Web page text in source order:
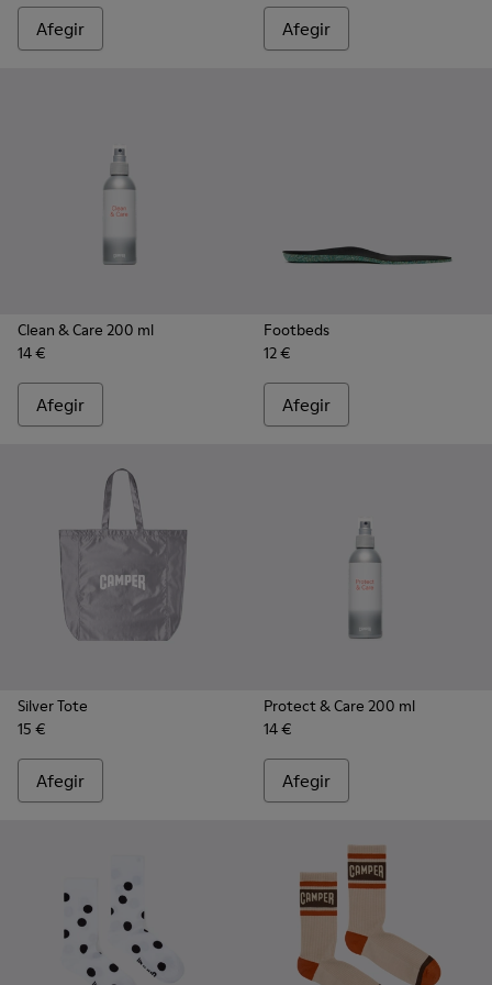
Afegir Afegir
Clean & Care 200 ml
14 €
Afegir
Footbeds
12 €
Afegir
Silver Tote
15 €
Afegir
Protect & Care 200 ml
14 €
Afegir